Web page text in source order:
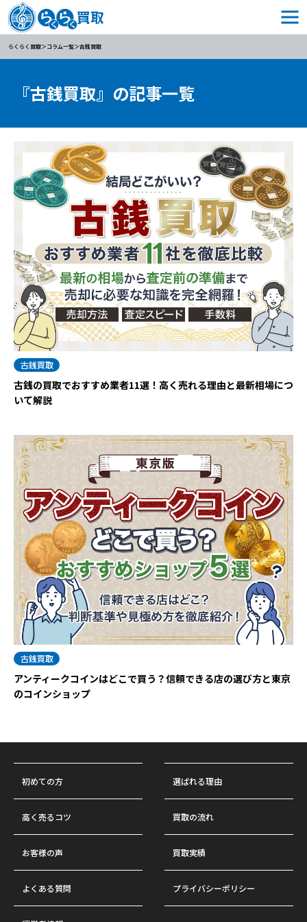
らくらく買取 コラム一覧 古銭買取
『古銭買取』の記事一覧
古銭買取
古銭の買取でおすすめ業者11選！高く売れる理由と最新相場につ
いて解説
古銭買取
アンティークコインはどこで買う？信頼できる店の選び方と東京
のコインショップ
初めての方 選ばれる理由
高く売るコツ 買取の流れ
お客様の声 買取実績
よくある質問 プライバシーポリシー